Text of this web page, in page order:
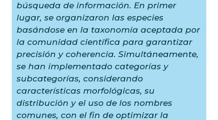
búsqueda de información. En primer
lugar, se organizaron las especies
basándose en la taxonomía aceptada por
la comunidad científica para garantizar
precisión y coherencia. Simultáneamente,
se han implementado categorías y
subcategorías, considerando
características morfológicas, su
distribución y el uso de los nombres
comunes, con el fin de optimizar la